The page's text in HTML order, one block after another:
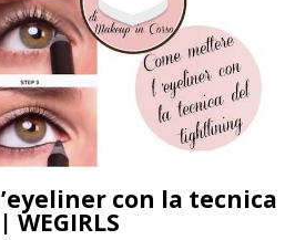
con la tecnica